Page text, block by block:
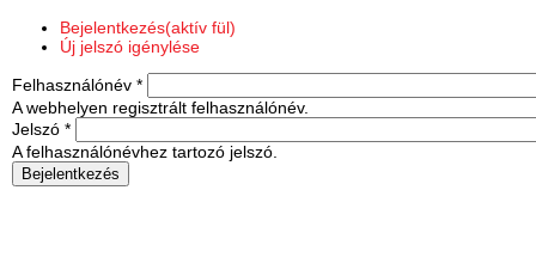
Bejelentkezés(aktív fül)
Új jelszó igénylése
Felhasználónév *
A webhelyen regisztrált felhasználónév.
Jelszó *
A felhasználónévhez tartozó jelszó.